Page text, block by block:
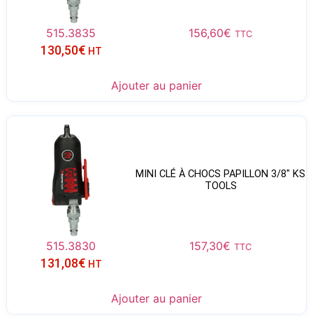
515.3835 156,60€ TTC
130,50€ HT
Ajouter au panier
MINI CLÉ À CHOCS PAPILLON 3/8″ KS
TOOLS
515.3830 157,30€ TTC
131,08€ HT
Ajouter au panier